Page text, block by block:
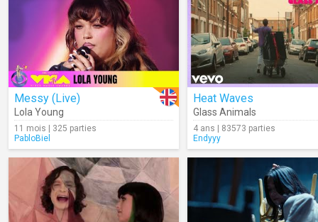
Messy (Live)
Lola Young
11 mois | 325 parties
PabloBiel
Heat Waves
Glass Animals
4 ans | 83573 parties
Endyyy